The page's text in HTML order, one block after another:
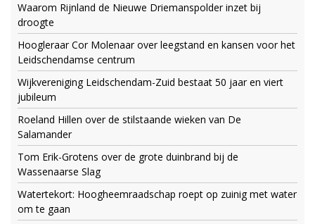
Waarom Rijnland de Nieuwe Driemanspolder inzet bij
droogte
Hoogleraar Cor Molenaar over leegstand en kansen voor het
Leidschendamse centrum
Wijkvereniging Leidschendam-Zuid bestaat 50 jaar en viert
jubileum
Roeland Hillen over de stilstaande wieken van De
Salamander
Tom Erik-Grotens over de grote duinbrand bij de
Wassenaarse Slag
Watertekort: Hoogheemraadschap roept op zuinig met water
om te gaan